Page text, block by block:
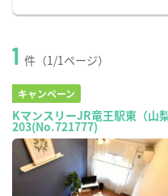
1 件（1/1ページ）
キャンペーン
KマンスリーJR竜王駅東（山
203(No.721777)